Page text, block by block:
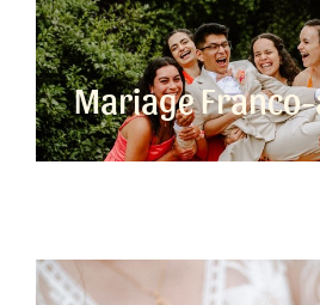
Mariage